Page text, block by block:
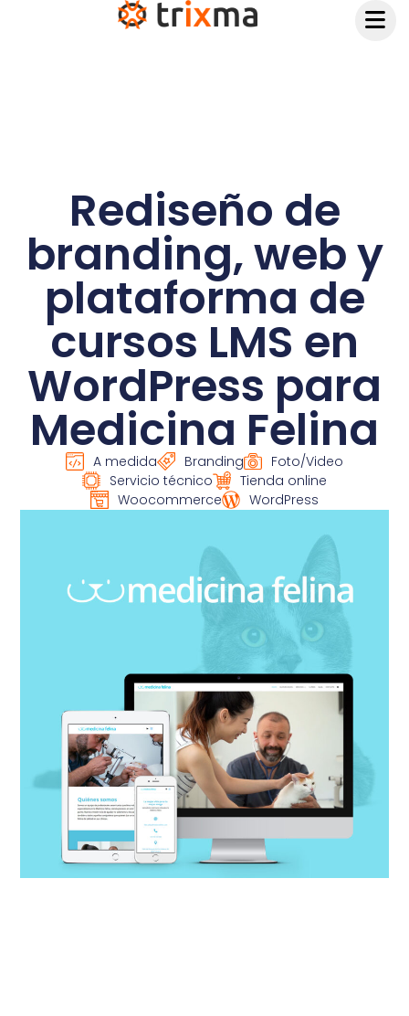
Rediseño de
branding, web y
plataforma de
cursos LMS en
WordPress para
Medicina Felina
A medida Branding
Foto/Video
Servicio técnico
Tienda online
Woocommerce
WordPress